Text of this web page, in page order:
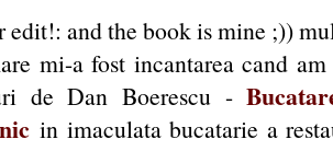
edit!: and the book is mine ;))
mi-a fost incantarea cand
de Dan Boerescu -
in imaculata bucatarie a